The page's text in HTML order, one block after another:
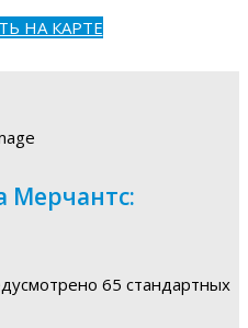
НА КАРТЕ
Мерчантс:
65 стандартных